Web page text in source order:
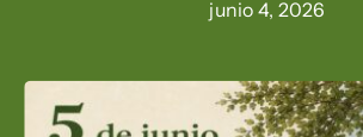
junio 4, 2026